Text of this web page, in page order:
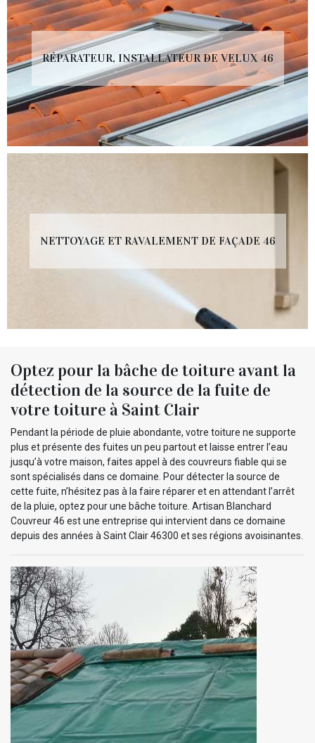
RÉPARATEUR, INSTALLATEUR DE VELUX 46
NETTOYAGE ET RAVALEMENT DE FAÇADE 46
Optez pour la bâche de toiture avant la
détection de la source de la fuite de
votre toiture à Saint Clair
Pendant la période de pluie abondante, votre toiture ne supporte
plus et présente des fuites un peu partout et laisse entrer l’eau
jusqu’à votre maison, faites appel à des couvreurs fiable qui se
sont spécialisés dans ce domaine. Pour détecter la source de
cette fuite, n’hésitez pas à la faire réparer et en attendant l’arrêt
de la pluie, optez pour une bâche toiture. Artisan Blanchard
Couvreur 46 est une entreprise qui intervient dans ce domaine
depuis des années à Saint Clair 46300 et ses régions avoisinantes.